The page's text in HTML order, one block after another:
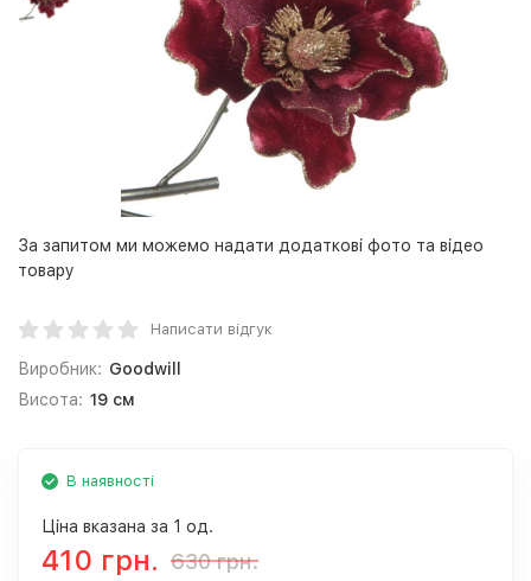
За запитом ми можемо надати додаткові фото та відео
товару
Написати відгук
Виробник: Goodwill
Висота: 19 см
В наявності
Ціна вказана за 1 од.
410 грн. 630 грн.